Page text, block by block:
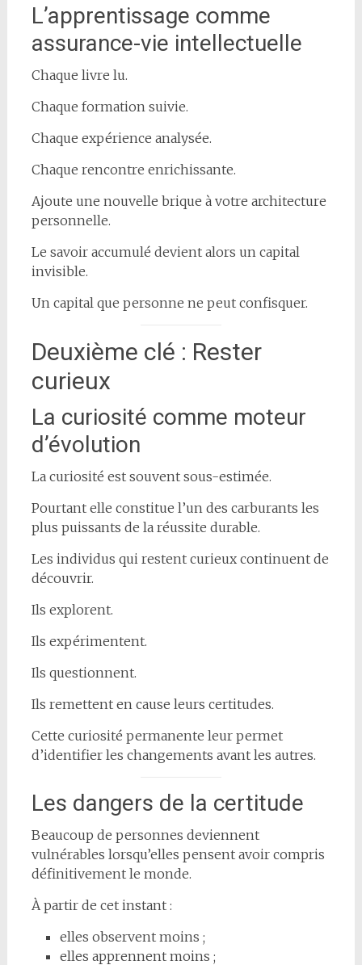
L’apprentissage comme
assurance-vie intellectuelle
Chaque livre lu.
Chaque formation suivie.
Chaque expérience analysée.
Chaque rencontre enrichissante.
Ajoute une nouvelle brique à votre architecture
personnelle.
Le savoir accumulé devient alors un capital
invisible.
Un capital que personne ne peut confisquer.
Deuxième clé : Rester
curieux
La curiosité comme moteur
d’évolution
La curiosité est souvent sous-estimée.
Pourtant elle constitue l’un des carburants les
plus puissants de la réussite durable.
Les individus qui restent curieux continuent de
découvrir.
Ils explorent.
Ils expérimentent.
Ils questionnent.
Ils remettent en cause leurs certitudes.
Cette curiosité permanente leur permet
d’identifier les changements avant les autres.
Les dangers de la certitude
Beaucoup de personnes deviennent
vulnérables lorsqu’elles pensent avoir compris
définitivement le monde.
À partir de cet instant :
elles observent moins ;
elles apprennent moins ;